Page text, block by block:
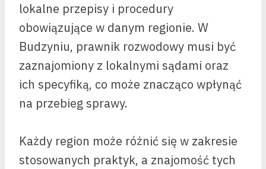
lokalne przepisy i procedury
obowiązujące w danym regionie. W
Budzyniu, prawnik rozwodowy musi być
zaznajomiony z lokalnymi sądami oraz
ich specyfiką, co może znacząco wpłynąć
na przebieg sprawy.
Każdy region może różnić się w zakresie
stosowanych praktyk, a znajomość tych